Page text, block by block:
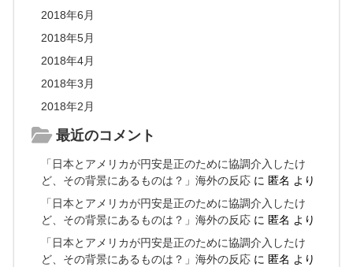
2018年6月
2018年5月
2018年4月
2018年3月
2018年2月
最近のコメント
「日本とアメリカが円安是正のために協調介入したけ
ど、その背景にあるものは？」海外の反応 に 匿名 より
「日本とアメリカが円安是正のために協調介入したけ
ど、その背景にあるものは？」海外の反応 に 匿名 より
「日本とアメリカが円安是正のために協調介入したけ
ど、その背景にあるものは？」海外の反応 に 匿名 より